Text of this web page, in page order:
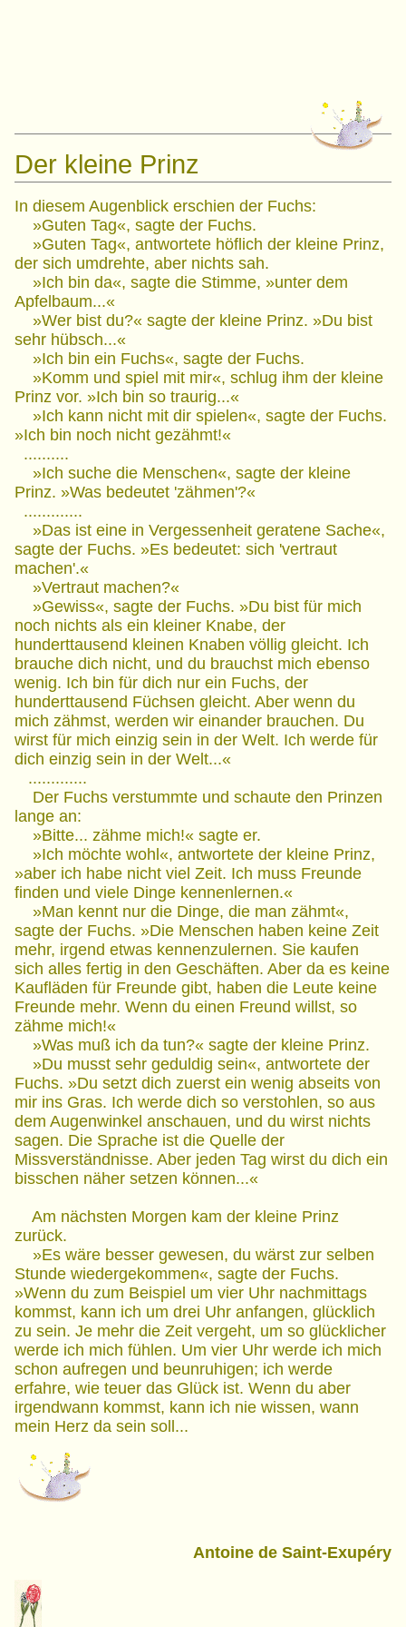
Der kleine Prinz
In diesem Augenblick erschien der Fuchs:
»Guten Tag«, sagte der Fuchs.
»Guten Tag«, antwortete höflich der kleine Prinz,
der sich umdrehte, aber nichts sah.
»Ich bin da«, sagte die Stimme, »unter dem
Apfelbaum...«
»Wer bist du?« sagte der kleine Prinz. »Du bist
sehr hübsch...«
»Ich bin ein Fuchs«, sagte der Fuchs.
»Komm und spiel mit mir«, schlug ihm der kleine
Prinz vor. »Ich bin so traurig...«
»Ich kann nicht mit dir spielen«, sagte der Fuchs.
»Ich bin noch nicht gezähmt!«
..........
»Ich suche die Menschen«, sagte der kleine
Prinz. »Was bedeutet 'zähmen'?«
.............
»Das ist eine in Vergessenheit geratene Sache«,
sagte der Fuchs. »Es bedeutet: sich 'vertraut
machen'.«
»Vertraut machen?«
»Gewiss«, sagte der Fuchs. »Du bist für mich
noch nichts als ein kleiner Knabe, der
hunderttausend kleinen Knaben völlig gleicht. Ich
brauche dich nicht, und du brauchst mich ebenso
wenig. Ich bin für dich nur ein Fuchs, der
hunderttausend Füchsen gleicht. Aber wenn du
mich zähmst, werden wir einander brauchen. Du
wirst für mich einzig sein in der Welt. Ich werde für
dich einzig sein in der Welt...«
.............
Der Fuchs verstummte und schaute den Prinzen
lange an:
»Bitte... zähme mich!« sagte er.
»Ich möchte wohl«, antwortete der kleine Prinz,
»aber ich habe nicht viel Zeit. Ich muss Freunde
finden und viele Dinge kennenlernen.«
»Man kennt nur die Dinge, die man zähmt«,
sagte der Fuchs. »Die Menschen haben keine Zeit
mehr, irgend etwas kennenzulernen. Sie kaufen
sich alles fertig in den Geschäften. Aber da es keine
Kaufläden für Freunde gibt, haben die Leute keine
Freunde mehr. Wenn du einen Freund willst, so
zähme mich!«
»Was muß ich da tun?« sagte der kleine Prinz.
»Du musst sehr geduldig sein«, antwortete der
Fuchs. »Du setzt dich zuerst ein wenig abseits von
mir ins Gras. Ich werde dich so verstohlen, so aus
dem Augenwinkel anschauen, und du wirst nichts
sagen. Die Sprache ist die Quelle der
Missverständnisse. Aber jeden Tag wirst du dich ein
bisschen näher setzen können...«
Am nächsten Morgen kam der kleine Prinz
zurück.
»Es wäre besser gewesen, du wärst zur selben
Stunde wiedergekommen«, sagte der Fuchs.
»Wenn du zum Beispiel um vier Uhr nachmittags
kommst, kann ich um drei Uhr anfangen, glücklich
zu sein. Je mehr die Zeit vergeht, um so glücklicher
werde ich mich fühlen. Um vier Uhr werde ich mich
schon aufregen und beunruhigen; ich werde
erfahre, wie teuer das Glück ist. Wenn du aber
irgendwann kommst, kann ich nie wissen, wann
mein Herz da sein soll...
Antoine de Saint-Exupéry